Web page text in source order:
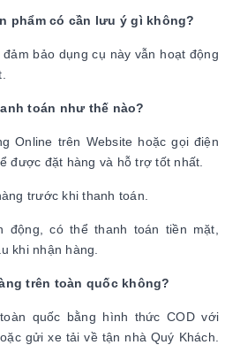
phẩm có cần lưu ý gì không?
bảo dụng cụ này vẫn hoạt động
toán như thế nào?
Online trên Website hoặc gọi điện
được đặt hàng và hỗ trợ tốt nhất.
trước khi thanh toán.
có thể thanh toán tiền mặt,
khi nhận hàng.
trên toàn quốc không?
quốc bằng hình thức COD với
gửi xe tải về tận nhà Quý Khách.